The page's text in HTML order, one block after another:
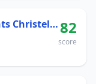
Duinoord-Basisschool Protestants Christelijk Onderwijs82
score